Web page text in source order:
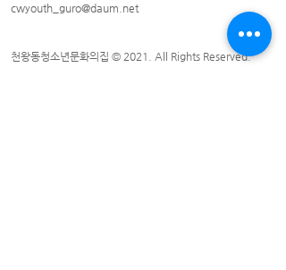
cwyouth_guro@daum.net
천왕동청소년문화의집 © 2021. All Rights Reserved.